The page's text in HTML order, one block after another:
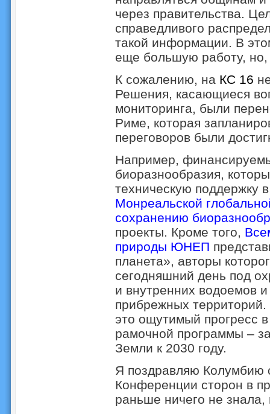
через правительства.
справедливого
такой информации. В
еще большую работу,
К сожалению, на КС 16
Решения, касающиеся
мониторинга, были
Риме, которая
переговоров были
Например,
биоразнообразия,
техническую поддержку
Монреальской
сохранению
проекты. Кроме того,
природы ЮНЕП
планета», авторы
сегодняшний день под
и внутренних водоемов
прибрежных
это ощутимый прогресс
рамочной программы –
Земли к 2030 году.
Я поздравляю Колумбию
Конференции сторон в
раньше ничего не